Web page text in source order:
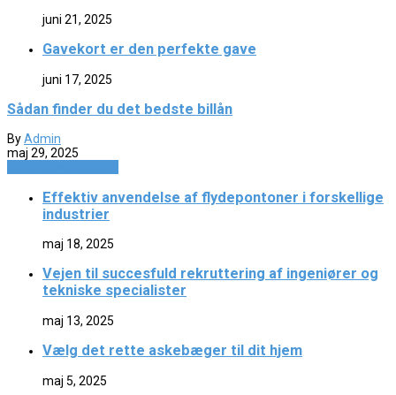
juni 21, 2025
Gavekort er den perfekte gave
juni 17, 2025
Sådan finder du det bedste billån
ByAdmin
maj 29, 2025
Effektiv anvendelse af flydepontoner i forskellige
industrier
maj 18, 2025
Vejen til succesfuld rekruttering af ingeniører og
tekniske specialister
maj 13, 2025
Vælg det rette askebæger til dit hjem
maj 5, 2025